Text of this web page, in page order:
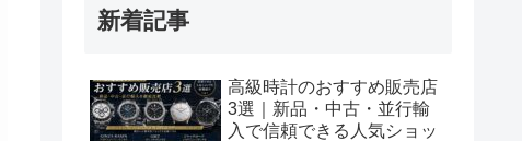
新着記事
高級時計のおすすめ販売店
3選｜新品・中古・並行輸
入で信頼できる人気ショッ